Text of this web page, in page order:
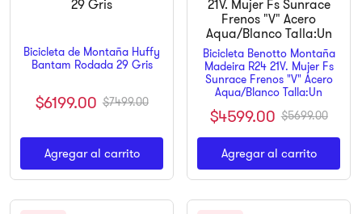
Bicicleta de Montaña Huffy
Bantam Rodada 29 Gris
$6199.00 $7499.00
Agregar al carrito
Bicicleta Benotto Montaña
Madeira R24 21V. Mujer Fs
Sunrace Frenos "V" Acero
Aqua/Blanco Talla:Un
$4599.00 $5699.00
Agregar al carrito
10. pulsar